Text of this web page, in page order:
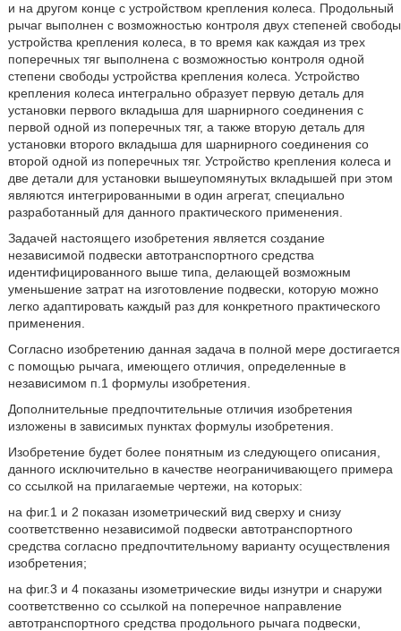
и на другом конце с устройством крепления колеса. Продольный
рычаг выполнен с возможностью контроля двух степеней свободы
устройства крепления колеса, в то время как каждая из трех
поперечных тяг выполнена с возможностью контроля одной
степени свободы устройства крепления колеса. Устройство
крепления колеса интегрально образует первую деталь для
установки первого вкладыша для шарнирного соединения с
первой одной из поперечных тяг, а также вторую деталь для
установки второго вкладыша для шарнирного соединения со
второй одной из поперечных тяг. Устройство крепления колеса и
две детали для установки вышеупомянутых вкладышей при этом
являются интегрированными в один агрегат, специально
разработанный для данного практического применения.
Задачей настоящего изобретения является создание
независимой подвески автотранспортного средства
идентифицированного выше типа, делающей возможным
уменьшение затрат на изготовление подвески, которую можно
легко адаптировать каждый раз для конкретного практического
применения.
Согласно изобретению данная задача в полной мере достигается
с помощью рычага, имеющего отличия, определенные в
независимом п.1 формулы изобретения.
Дополнительные предпочтительные отличия изобретения
изложены в зависимых пунктах формулы изобретения.
Изобретение будет более понятным из следующего описания,
данного исключительно в качестве неограничивающего примера
со ссылкой на прилагаемые чертежи, на которых:
на фиг.1 и 2 показан изометрический вид сверху и снизу
соответственно независимой подвески автотранспортного
средства согласно предпочтительному варианту осуществления
изобретения;
на фиг.3 и 4 показаны изометрические виды изнутри и снаружи
соответственно со ссылкой на поперечное направление
автотранспортного средства продольного рычага подвески,